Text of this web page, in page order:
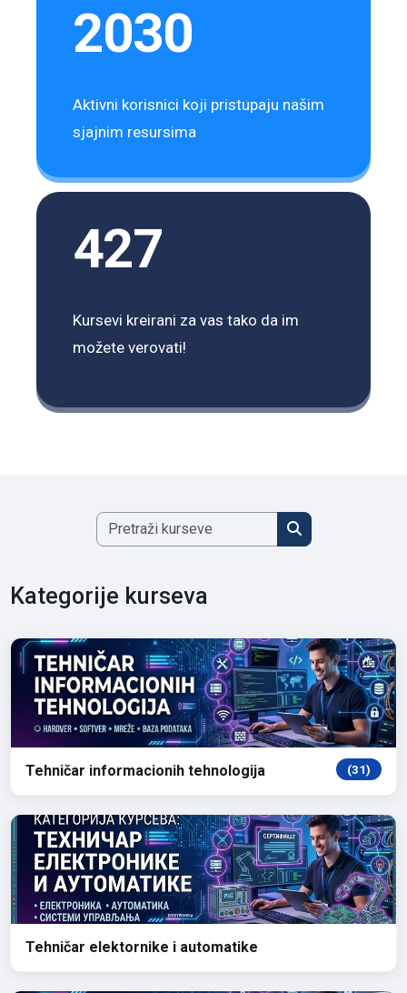
2030
Aktivni korisnici koji pristupaju našim
sjajnim resursima
427
Kursevi kreirani za vas tako da im
možete verovati!
Pretraži kurseve
Pretraži kurseve
Kategorije kurseva
Tehničar informacionih tehnologija (31)
Tehničar elektornike i automatike